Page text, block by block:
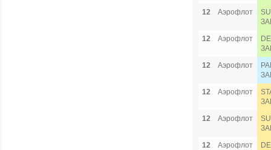
12
Аэрофлот
12
Аэрофлот
12
Аэрофлот
12
Аэрофлот
12
Аэрофлот
12
Аэрофлот